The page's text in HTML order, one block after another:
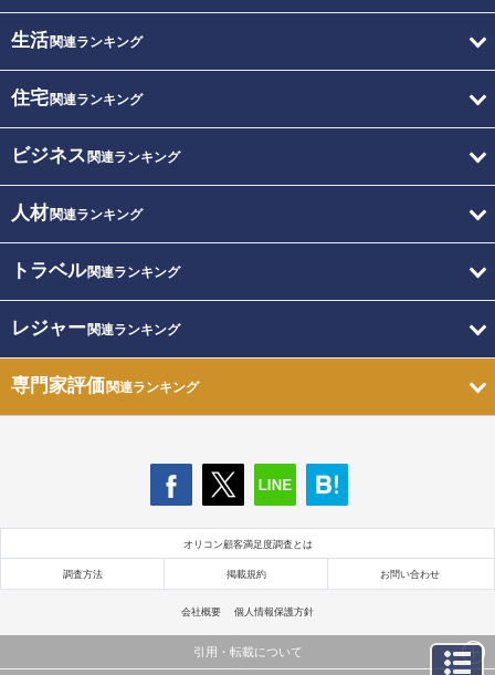
生活関連ランキング
住宅関連ランキング
ビジネス 関連ランキング
人材関連ランキング
トラベル関連ランキング
レジャー関連ランキング
専門家評価関連ランキング
オリコン顧客満足度調査とは
調査方法 掲載規約 お問い合わせ
会社概要 個人情報保護方針
引用・転載について